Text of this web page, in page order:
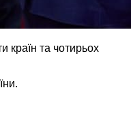
країн та чотирьох